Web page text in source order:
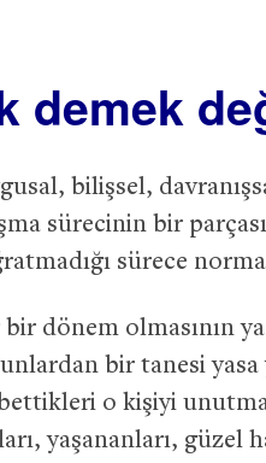
demek
bilişsel,
sürecinin bir
sürece
bir dönem olmasının
bir tanesi yasa
o kişiyi
yaşananları, güzel